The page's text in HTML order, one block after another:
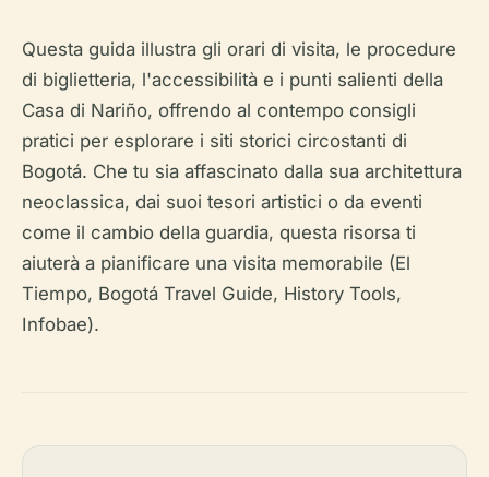
Questa guida illustra gli orari di visita, le procedure
di biglietteria, l'accessibilità e i punti salienti della
Casa di Nariño, offrendo al contempo consigli
pratici per esplorare i siti storici circostanti di
Bogotá. Che tu sia affascinato dalla sua architettura
neoclassica, dai suoi tesori artistici o da eventi
come il cambio della guardia, questa risorsa ti
aiuterà a pianificare una visita memorabile (El
Tiempo, Bogotá Travel Guide, History Tools,
Infobae).